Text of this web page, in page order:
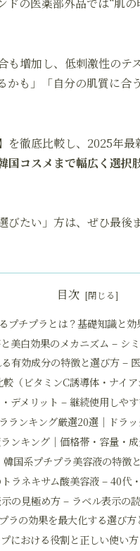
も増加し、低刺激性の
も」「自分の肌質に
徹底比較し、2025年最
国コスメまで幅広く選
びたい」方は、ぜひ最
目次
プチプラとは？基礎知識と
美白効果のメカニズム – シ
有効成分の特徴と選び方 –
（ビタミンC誘導体・ナイア
デメリット – 継続使用しや
ランキング厳選20選｜ドラ
ンキング｜価格帯・容量・
国系プチプラ美容液の特徴
ラネキサム酸美容液 – 40代
の見極め方 – ラベル表示の
ラの効果を最大化する選び
における役割と正しい使い